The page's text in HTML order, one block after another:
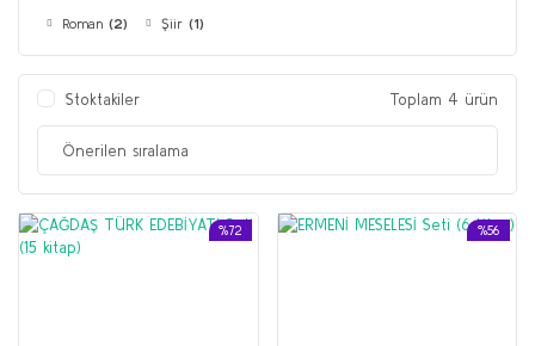
Roman (2) Şiir (1)
Stoktakiler Toplam 4 ürün
%72 %56